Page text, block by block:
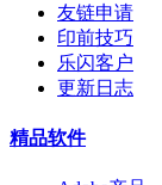
友链申请
印前技巧
乐闪客户
更新日志
精品软件